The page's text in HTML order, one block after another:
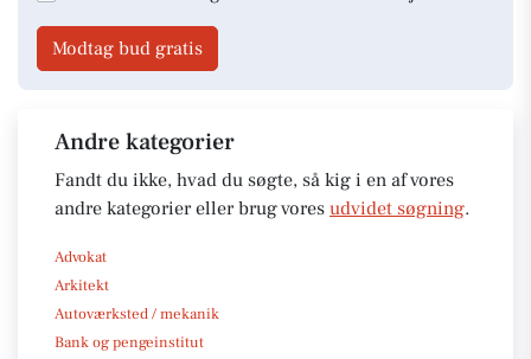
Modtag bud gratis
Andre kategorier
Fandt du ikke, hvad du søgte, så kig i en af vores
andre kategorier eller brug vores udvidet søgning.
Advokat
Arkitekt
Autoværksted / mekanik
Bank og pengeinstitut